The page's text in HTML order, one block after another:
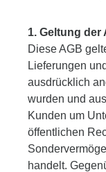
1. Geltung der
Diese AGB
Lieferungen
ausdrücklich
wurden und
Kunden um
öffentlichen
handelt.